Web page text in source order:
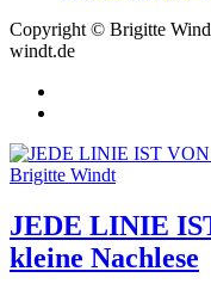
Copyright © Brigitte
windt.de
JEDE LINIE
kleine Nachlese